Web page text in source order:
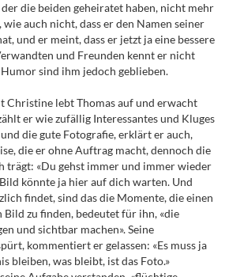
der die beiden geheiratet haben, nicht mehr
auch nicht, dass er den Namen seiner
und er meint, dass er jetzt ja eine bessere
und Freunden kennt er nicht
sind ihm jedoch geblieben.
Christine lebt Thomas auf und erwacht
er wie zufällig Interessantes und Kluges
die gute Fotografie, erklärt er auch,
die er ohne Auftrag macht, dennoch die
trägt: «Du gehst immer und immer wieder
könnte ja hier auf dich warten. Und
findet, sind das die Momente, die einen
Bild zu finden, bedeutet für ihn, «die
und sichtbar machen». Seine
kommentiert er gelassen: «Es muss ja
bleiben, was bleibt, ist das Foto.»